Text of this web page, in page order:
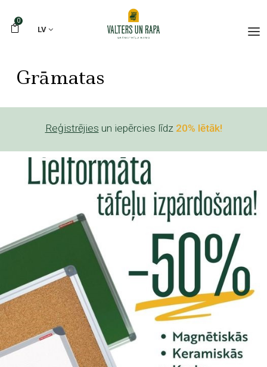
0
LV
Grāmatas
Reģistrējies un iepērcies līdz 20% lētāk!